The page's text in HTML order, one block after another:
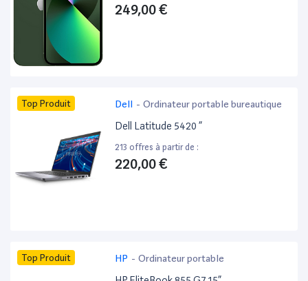
249,00 €
Top Produit Dell - Ordinateur portable bureautique
Dell Latitude 5420 ”
213 offres à partir de :
220,00 €
Top Produit HP - Ordinateur portable